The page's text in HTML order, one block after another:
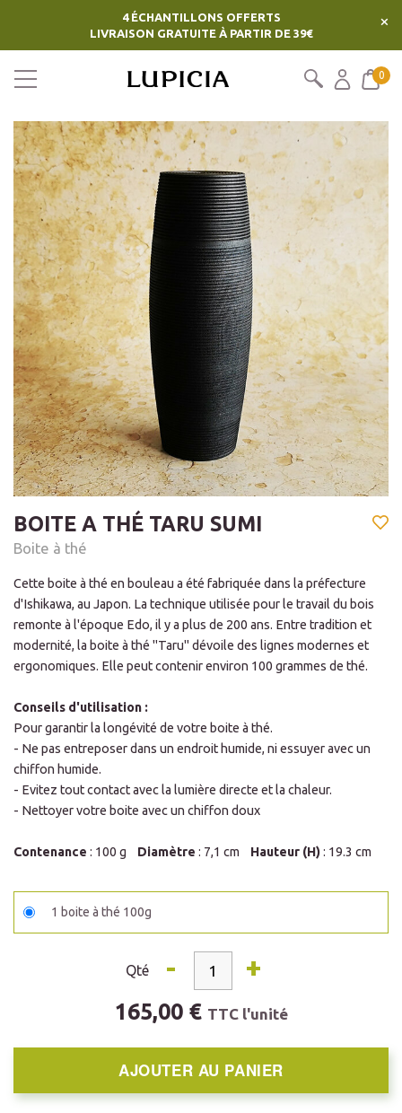
4 ÉCHANTILLONS OFFERTS
LIVRAISON GRATUITE À PARTIR DE 39€
×
0
BOITE A THÉ TARU SUMI
Boite à thé
Cette boite à thé en bouleau a été fabriquée dans la préfecture
d'Ishikawa, au Japon. La technique utilisée pour le travail du bois
remonte à l'époque Edo, il y a plus de 200 ans. Entre tradition et
modernité, la boite à thé "Taru" dévoile des lignes modernes et
ergonomiques. Elle peut contenir environ 100 grammes de thé.
Conseils d'utilisation :
Pour garantir la longévité de votre boite à thé.
- Ne pas entreposer dans un endroit humide, ni essuyer avec un
chiffon humide.
- Evitez tout contact avec la lumière directe et la chaleur.
- Nettoyer votre boite avec un chiffon doux
Contenance : 100 g Diamètre : 7,1 cm Hauteur (H): 19.3 cm
1 boite à thé 100g
Qté - +
165,00 € TTC l'unité
AJOUTER AU PANIER